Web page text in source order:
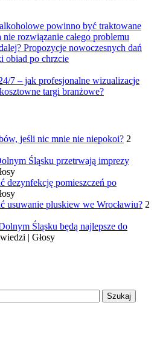
powinno być traktowane
rozwiązanie całego problemu
Propozycje nowoczesnych dań
obiad po chrzcie
7 – jak profesjonalne wizualizacje
targi branżowe?
jeśli nic mnie nie niepokoi? 2
Śląsku przetrwają imprezy
dezynfekcję pomieszczeń po
usuwanie pluskiew we Wrocławiu? 2
Śląsku będą najlepsze do
| Głosy